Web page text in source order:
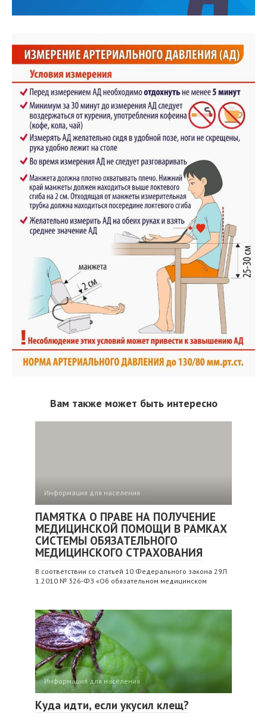
Вам также может быть интересно
Информация для населения
ПАМЯТКА О ПРАВЕ НА ПОЛУЧЕНИЕ
МЕДИЦИНСКОЙ ПОМОЩИ В РАМКАХ
СИСТЕМЫ ОБЯЗАТЕЛЬНОГО
МЕДИЦИНСКОГО СТРАХОВАНИЯ
В соответствии со статьей 10 Федерального закона 29Л
1.2010 № 326-ФЗ «Об обязательном медицинском
Информация для населения
Куда идти, если укусил клещ?